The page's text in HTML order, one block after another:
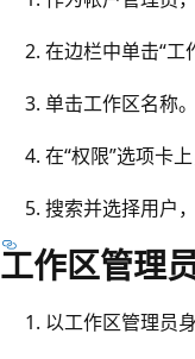
在边栏中单击“工
单击工作区名称。
在“权限”选项卡
搜索并选择用户
工作区管理
以工作区管理员